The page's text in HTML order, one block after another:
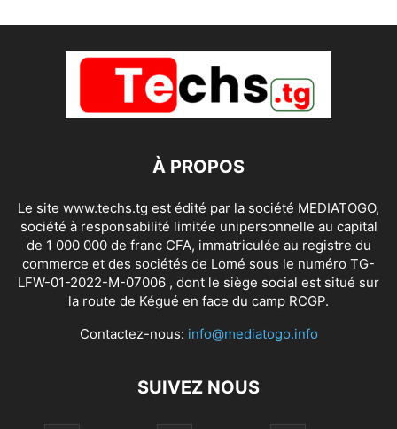
À PROPOS
Le site www.techs.tg est édité par la société MEDIATOGO,
société à responsabilité limitée unipersonnelle au capital
de 1 000 000 de franc CFA, immatriculée au registre du
commerce et des sociétés de Lomé sous le numéro TG-
LFW-01-2022-M-07006 , dont le siège social est situé sur
la route de Kégué en face du camp RCGP.
Contactez-nous: info@mediatogo.info
SUIVEZ NOUS